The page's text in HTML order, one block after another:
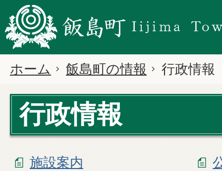
ホーム 飯島町の情報 行政情報
行政情報
施設案内